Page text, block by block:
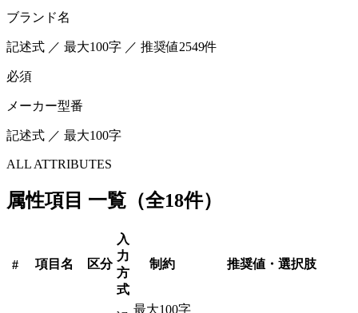
ブランド名
記述式 ／ 最大100字 ／ 推奨値2549件
必須
メーカー型番
記述式 ／ 最大100字
ALL ATTRIBUTES
属性項目 一覧（全18件）
# 項目名 区分
入
力
方
式
制約 推奨値・選択肢
最大100字